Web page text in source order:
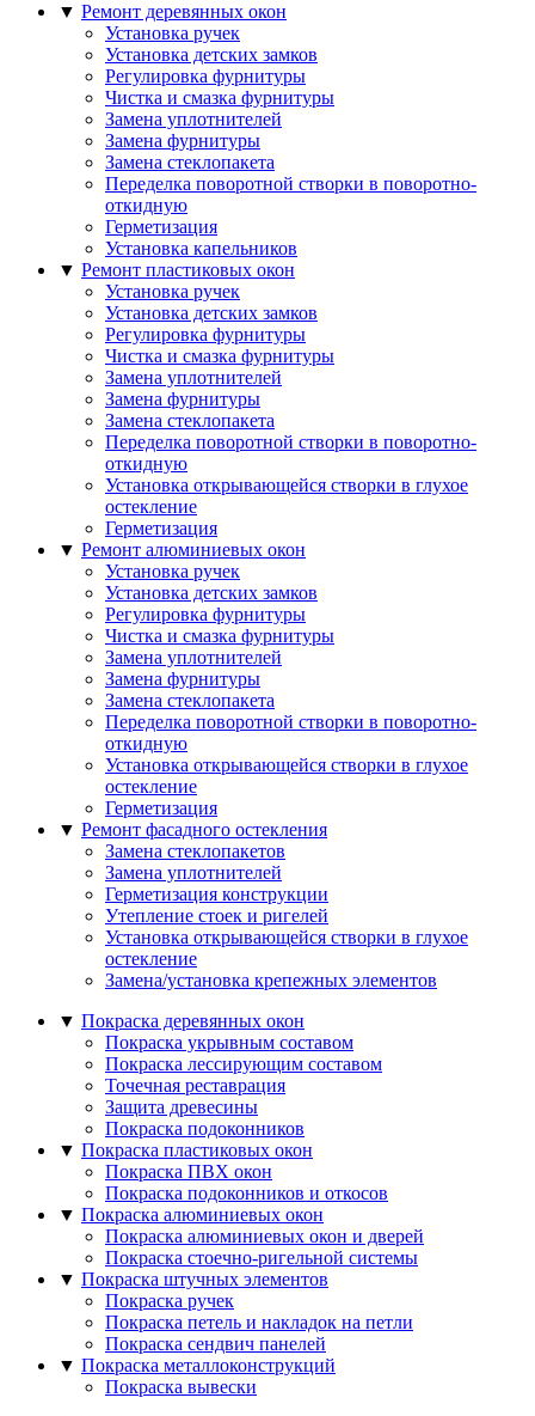
▼ Ремонт деревянных окон
Установка ручек
Установка детских замков
Регулировка фурнитуры
Чистка и смазка фурнитуры
Замена уплотнителей
Замена фурнитуры
Замена стеклопакета
Переделка поворотной створки в поворотно-
откидную
Герметизация
Установка капельников
▼ Ремонт пластиковых окон
Установка ручек
Установка детских замков
Регулировка фурнитуры
Чистка и смазка фурнитуры
Замена уплотнителей
Замена фурнитуры
Замена стеклопакета
Переделка поворотной створки в поворотно-
откидную
Установка открывающейся створки в глухое
остекление
Герметизация
▼ Ремонт алюминиевых окон
Установка ручек
Установка детских замков
Регулировка фурнитуры
Чистка и смазка фурнитуры
Замена уплотнителей
Замена фурнитуры
Замена стеклопакета
Переделка поворотной створки в поворотно-
откидную
Установка открывающейся створки в глухое
остекление
Герметизация
▼ Ремонт фасадного остекления
Замена стеклопакетов
Замена уплотнителей
Герметизация конструкции
Утепление стоек и ригелей
Установка открывающейся створки в глухое
остекление
Замена/установка крепежных элементов
▼ Покраска деревянных окон
Покраска укрывным составом
Покраска лессирующим составом
Точечная реставрация
Защита древесины
Покраска подоконников
▼ Покраска пластиковых окон
Покраска ПВХ окон
Покраска подоконников и откосов
▼ Покраска алюминиевых окон
Покраска алюминиевых окон и дверей
Покраска стоечно-ригельной системы
▼ Покраска штучных элементов
Покраска ручек
Покраска петель и накладок на петли
Покраска сендвич панелей
▼ Покраска металлоконструкций
Покраска вывески